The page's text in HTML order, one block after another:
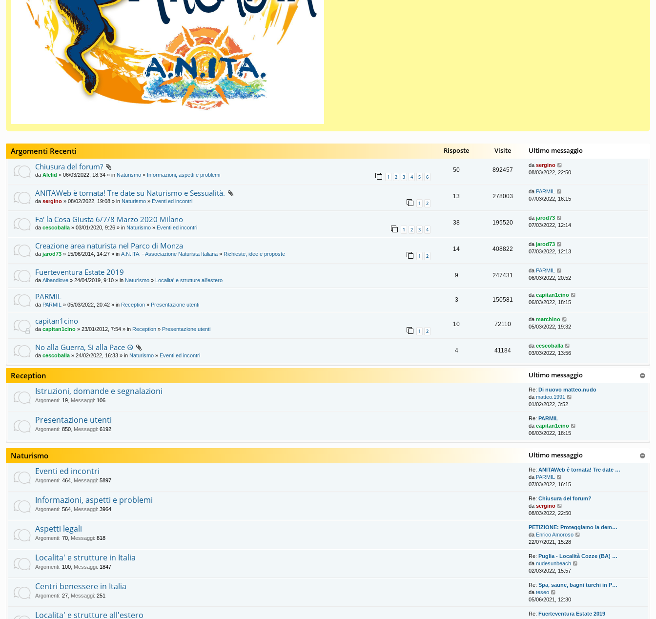
Argomenti Recenti Risposte Visite Ultimo messaggio
Chiusura del forum?
1 2 3 4 5 6
da Alelid » 06/03/2022, 18:34 » in Naturismo » Informazioni, aspetti e problemi
50 892457
da sergino
08/03/2022, 22:50
ANITAWeb è tornata! Tre date su Naturismo e Sessualità.
1 2
da sergino » 08/02/2022, 19:08 » in Naturismo » Eventi ed incontri
13 278003
da PARMIL
07/03/2022, 16:15
Fa' la Cosa Giusta 6/7/8 Marzo 2020 Milano
1 2 3 4
da cescoballa » 03/01/2020, 9:26 » in Naturismo » Eventi ed incontri
38 195520
da jarod73
07/03/2022, 12:14
Creazione area naturista nel Parco di Monza
1 2
da jarod73 » 15/06/2014, 14:27 » in A.N.ITA. - Associazione Naturista Italiana » Richieste, idee e proposte
14 408822
da jarod73
07/03/2022, 12:13
Fuerteventura Estate 2019
da Albandlove » 24/04/2019, 9:10 » in Naturismo » Localita' e strutture all'estero
9 247431
da PARMIL
06/03/2022, 20:52
PARMIL
da PARMIL » 05/03/2022, 20:42 » in Reception » Presentazione utenti
3 150581
da capitan1cino
06/03/2022, 18:15
capitan1cino
1 2
da capitan1cino » 23/01/2012, 7:54 » in Reception » Presentazione utenti
10 72110
da marchino
05/03/2022, 19:32
No alla Guerra, Si alla Pace ☮️
da cescoballa» 24/02/2022, 16:33 » in Naturismo » Eventi ed incontri
4 41184
da cescoballa
03/03/2022, 13:56
Reception Ultimo messaggio
Istruzioni, domande e segnalazioni
Argomenti: 19, Messaggi: 106
Re: Di nuovo matteo.nudo
da matteo.1991
u
m
m
a
o
01/02/2022, 3:52
Presentazione utenti
Argomenti: 850, Messaggi: 6192
Re: PARMIL
da capitan1cino
u
t
m
a
g
o
06/03/2022, 18:15
Naturismo Ultimo messaggio
Eventi ed incontri
Argomenti: 464, Messaggi: 5897
Re: ANITAWeb è tornata! Tre date …
da PARMIL
e
i
l
i
m
o
e
s
s
g
i
07/03/2022, 16:15
Informazioni, aspetti e problemi
Argomenti: 564, Messaggi: 3964
Re: Chiusura del forum?
da sergino
e
i
u
l
i
m
o
e
s
g
08/03/2022, 22:50
Aspetti legali
Argomenti: 70, Messaggi: 818
PETIZIONE: Proteggiamo la dem…
da Enrico Amoroso
i
i
e
22/07/2021, 15:28
Localita' e strutture in Italia
Argomenti: 100, Messaggi: 1847
Re: Puglia - Località Cozze (BA) …
da nudesunbeach
i
i
02/03/2022, 15:57
Centri benessere in Italia
Argomenti: 27, Messaggi: 251
Re: Spa, saune, bagni turchi in P…
da teseo
e
i
05/06/2021, 12:30
Localita' e strutture all'estero Re: Fuerteventura Estate 2019